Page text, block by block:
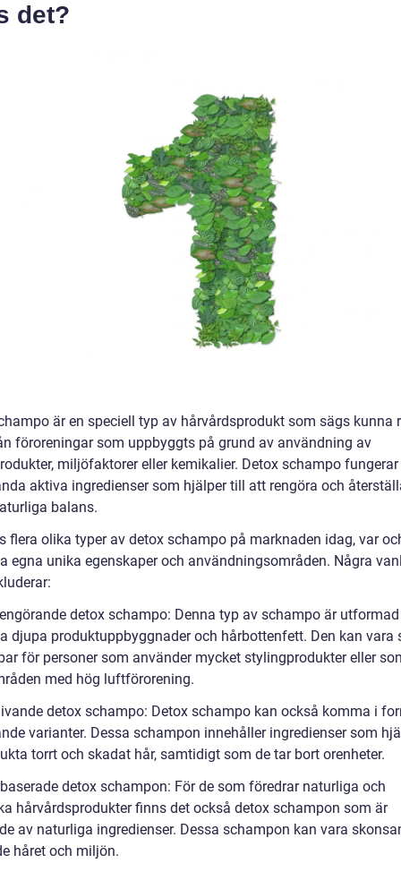
det?
är en speciell typ av hårvårdsprodukt som sägs kunna
föroreningar som uppbyggts på grund av användning av
miljöfaktorer eller kemikalier. Detox schampo
aktiva ingredienser som hjälper till att rengöra och
balans.
flera olika typer av detox schampo på marknaden idag, var
egna unika egenskaper och användningsområden. Några
detox schampo: Denna typ av schampo är
djupa produktuppbyggnader och hårbottenfett. Den kan vara
för personer som använder mycket stylingprodukter eller
med hög luftförorening.
detox schampo: Detox schampo kan också komma i
varianter. Dessa schampon innehåller ingredienser som
torrt och skadat hår, samtidigt som de tar bort orenheter.
detox schampon: För de som föredrar naturliga och
hårvårdsprodukter finns det också detox schampon som är
av naturliga ingredienser. Dessa schampon kan vara
håret och miljön.